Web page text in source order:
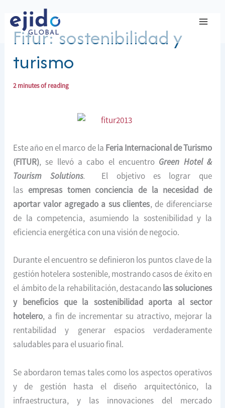
contenido
Fitur: sostenibilidad y
turismo
2 minutes of reading
Este año en el marco de la Feria Internacional de Turismo
(FITUR), se llevó a cabo el encuentro Green Hotel &
Tourism Solutions.
El objetivo es lograr que
las empresas tomen conciencia de la necesidad de
aportar valor agregado a sus clientes, de diferenciarse
de la competencia, asumiendo la sostenibilidad y la
eficiencia energética con una visión de negocio.
Durante el encuentro se definieron los puntos clave de la
gestión hotelera sostenible, mostrando casos de éxito en
el ámbito de la rehabilitación, destacandolas soluciones
y beneficios que la sostenibilidad aporta al sector
hotelero, a fin de incrementar su atractivo, mejorar la
rentabilidad y generar espacios verdaderamente
saludables para el usuario final.
Se abordaron temas tales como los aspectos operativos
y de gestión hasta el diseño arquitectónico, la
infraestructura, y las innovaciones del mercado